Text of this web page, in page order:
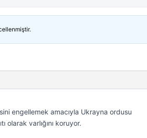
engellemek amacıyla Ukrayna ordusu
olarak varlığını koruyor.